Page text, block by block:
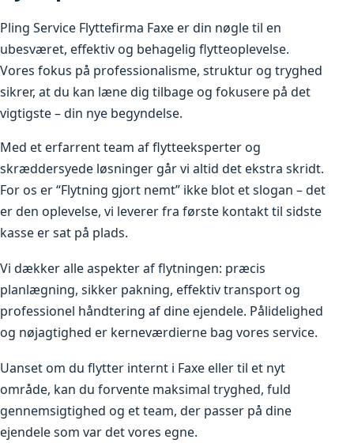
Pling Service Flyttefirma Faxe er din nøgle til en
ubesværet, effektiv og behagelig flytteoplevelse.
Vores fokus på professionalisme, struktur og tryghed
sikrer, at du kan læne dig tilbage og fokusere på det
vigtigste – din nye begyndelse.
Med et erfarrent team af flytteeksperter og
skræddersyede løsninger går vi altid det ekstra skridt.
For os er “Flytning gjort nemt” ikke blot et slogan – det
er den oplevelse, vi leverer fra første kontakt til sidste
kasse er sat på plads.
Vi dækker alle aspekter af flytningen: præcis
planlægning, sikker pakning, effektiv transport og
professionel håndtering af dine ejendele. Pålidelighed
og nøjagtighed er kerneværdierne bag vores service.
Uanset om du flytter internt i Faxe eller til et nyt
område, kan du forvente maksimal tryghed, fuld
gennemsigtighed og et team, der passer på dine
ejendele som var det vores egne.